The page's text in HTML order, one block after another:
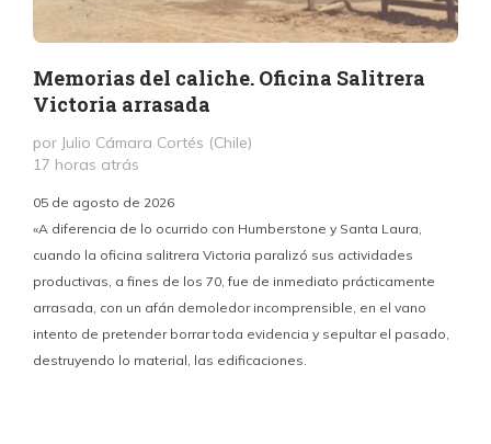
Memorias del caliche. Oficina Salitrera
Victoria arrasada
por Julio Cámara Cortés (Chile)
17 horas atrás
05 de agosto de 2026
«A diferencia de lo ocurrido con Humberstone y Santa Laura,
cuando la oficina salitrera Victoria paralizó sus actividades
productivas, a fines de los 70, fue de inmediato prácticamente
arrasada, con un afán demoledor incomprensible, en el vano
intento de pretender borrar toda evidencia y sepultar el pasado,
destruyendo lo material, las edificaciones.